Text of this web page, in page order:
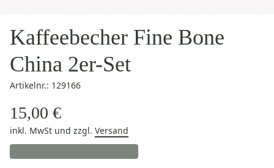
Kaffeebecher Fine Bone
China 2er-Set
Artikelnr.: 129166
15,00 €
inkl. MwSt und zzgl. Versand